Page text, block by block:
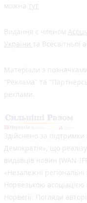
можна тут
Видання є членом
України та Всесвітньої
Матеріали з
"Реклама" та
реклами.
Здійснено за
Демократія», що
видавців новин (WAN-
«Незалежні
Норвезькою асоціацією
Норвегії. Погляди